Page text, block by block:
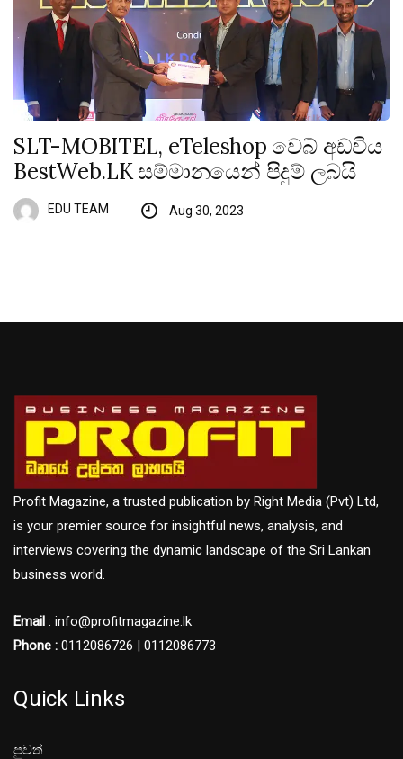
SLT-MOBITEL, eTeleshop වෙබ් අඩවිය
BestWeb.LK සම්මානයෙන් පිදුම් ලබයි
EDU TEAM Aug 30, 2023
Profit Magazine, a trusted publication by Right Media (Pvt) Ltd,
is your premier source for insightful news, analysis, and
interviews covering the dynamic landscape of the Sri Lankan
business world.
Email : info@profitmagazine.lk
Phone : 0112086726 | 0112086773
Quick Links
පුවත්